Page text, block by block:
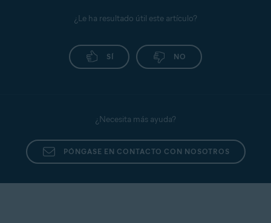
¿Le ha resultado útil este artículo?
SÍ NO
¿Necesita más ayuda?
PÓNGASE EN CONTACTO CON NOSOTROS